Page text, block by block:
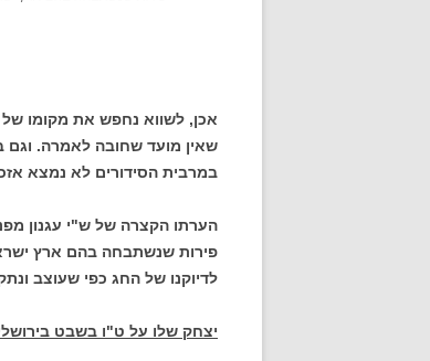
אכן, לשווא נחפש את מקומו
שאין מועד שחובה לאמרה. וגם
במרבית הסידורים לא נמצא
הערתו הקצרה של ש"י עגנון
פירות שנשתבחה בהם ארץ
לדיוקנו של החג כפי שעוצב
יצחק שלו על ט"ו בשבט